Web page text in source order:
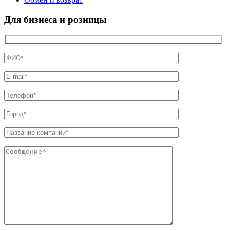
Для бизнеса и розницы